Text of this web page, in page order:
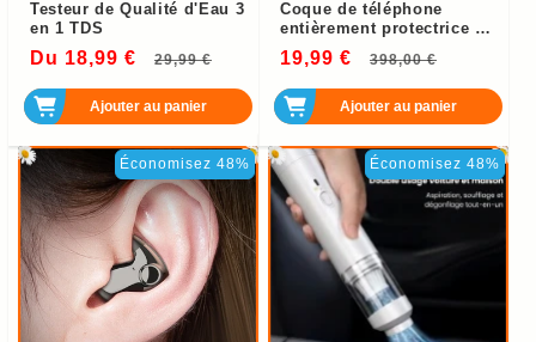
Testeur de Qualité d'Eau 3
en 1 TDS
Du 18,99 €
Prix
habituel
29,99 €
soldé
Ajouter au panier
Coque de téléphone
entièrement protectrice en
verre trempé double face
19,99 €
Prix
habituel
398,00 €
soldé
Ajouter au panier
Économisez 48% Économisez 48%